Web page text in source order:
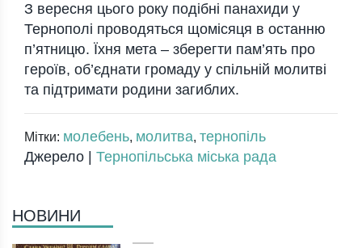
З вересня цього року подібні панахиди у
Тернополі проводяться щомісяця в останню
п’ятницю. Їхня мета – зберегти пам’ять про
героїв, об’єднати громаду у спільній молитві
та підтримати родини загиблих.
Мітки: молебень, молитва, тернопіль
Джерело | Тернопільська міська рада
НОВИНИ